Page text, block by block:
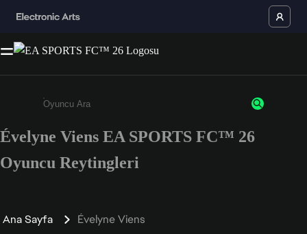
Enter a minimum of 3 characters or numbers
Évelyne Viens EA SPORTS FC™ 26
Oyuncu Reytingleri
Ana Sayfa Évelyne Viens